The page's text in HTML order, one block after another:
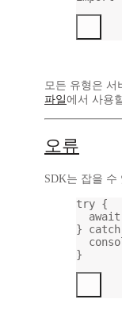
모든 유형은 서
파일에서 사용
오류
SDK는 잡을 수
try {
await
} catch
}